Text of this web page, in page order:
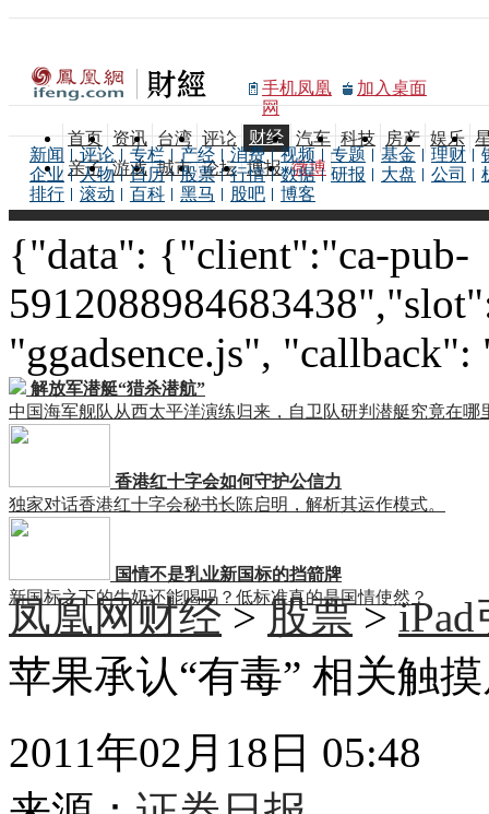
手机凤凰
网
加入桌面
首页 资讯 台湾 评论 财经 汽车 科技 房产 娱乐
亲子 游戏 城市 论坛 博报 微博
新闻 评论 专栏 产经 消费 视频 专题 基金 理财
企业
人物 日历 股票 行情 数据 研报 大盘 公司
排行
滚动 百科 黑马 股吧 博客
{"data": {"client":"ca-pub-
"ggadsence.js", "callback":
解放军潜艇“猎杀潜航”
中国海军舰队从西太平洋演练归来，自卫队研判潜艇究竟在哪
香港红十字会如何守护公信力
独家对话香港红十字会秘书长陈启明，解析其运作模式。
国情不是乳业新国标的挡箭牌
新国标之下的牛奶还能喝吗？低标准真的是国情使然？
凤凰网财经>股票>
苹果承认“有毒” 相关触
2011年02月18日 05:48